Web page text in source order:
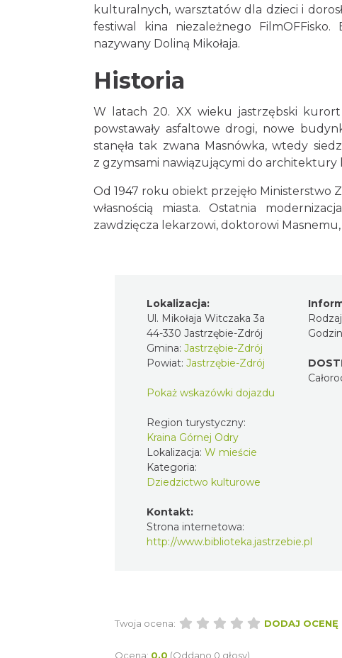
kulturalnych, warsztatów dla dzieci i
festiwal kina niezależnego
nazywany Doliną Mikołaja.
Historia
W latach 20. XX wieku jastrzębski
powstawały asfaltowe drogi, nowe
stanęła tak zwana Masnówka, wtedy
z gzymsami nawiązującymi do architektury
Od 1947 roku obiekt przejęło Ministerstwo
własnością miasta. Ostatnia
zawdzięcza lekarzowi, doktorowi
Lokalizacja:
Ul. Mikołaja Witczaka 3a
44-330 Jastrzębie-Zdrój
Gmina: Jastrzębie-Zdrój
Powiat: Jastrzębie-Zdrój
Pokaż wskazówki dojazdu
Region turystyczny:
Kraina Górnej Odry
Lokalizacja: W mieście
Kategoria:
Dziedzictwo kulturowe
Kontakt:
Strona internetowa:
http://www.biblioteka.jastrzebie.pl
Twoja ocena: DODAJ OCENĘ
Ocena: 0.0 (Oddano 0 głosy)